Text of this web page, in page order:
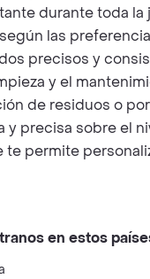
durante toda
las
precisos y
y el
de residuos o
precisa sobre el
permite
en estos